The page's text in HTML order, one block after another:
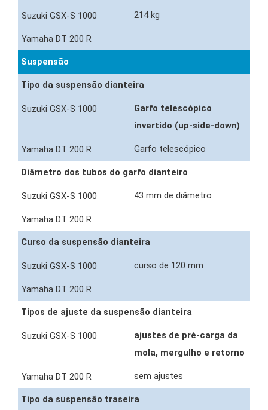
214 kg
Suspensão
Tipo da suspensão dianteira
Garfo telescópico
invertido (up-side-down)
Garfo telescópico
Diâmetro dos tubos do garfo dianteiro
43 mm de diâmetro
Curso da suspensão dianteira
curso de 120 mm
Tipos de ajuste da suspensão dianteira
ajustes de pré-carga da
mola, mergulho e retorno
sem ajustes
Tipo da suspensão traseira